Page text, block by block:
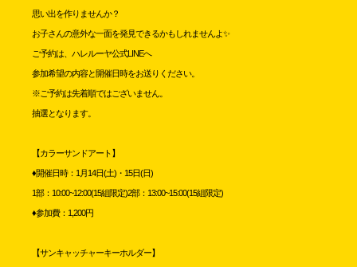
思い出を作りませんか？
お子さんの意外な一面を発見できるかもしれませんよ✨
ご予約は、ハレルーヤ公式LINEへ
参加希望の内容と開催日時をお送りください。
※ご予約は先着順ではございません。
抽選となります。
【カラーサンドアート】
♦️開催日時：1月14日(土)・15日(日)
1部：10:00~12:00(15組限定)2部：13:00~15:00(15組限定)
♦️参加費：1,200円
【サンキャッチャーキーホルダー】